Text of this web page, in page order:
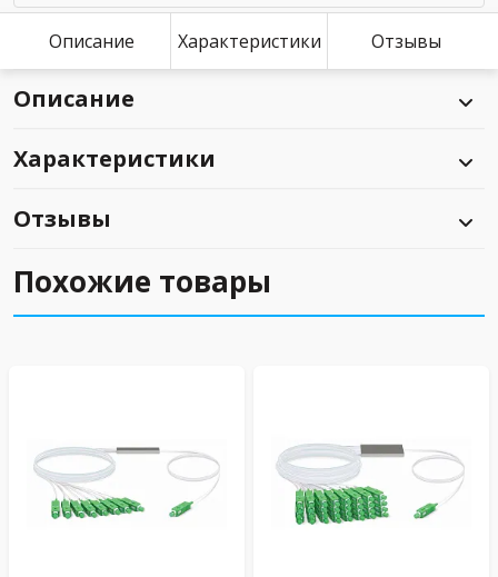
Описание Характеристики Отзывы
Описание
Характеристики
Отзывы
Похожие товары